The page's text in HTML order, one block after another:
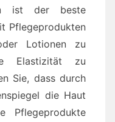
ist der beste
Pflegeprodukten
Lotionen zu
Elastizität zu
Sie, dass durch
die Haut
Pflegeprodukte